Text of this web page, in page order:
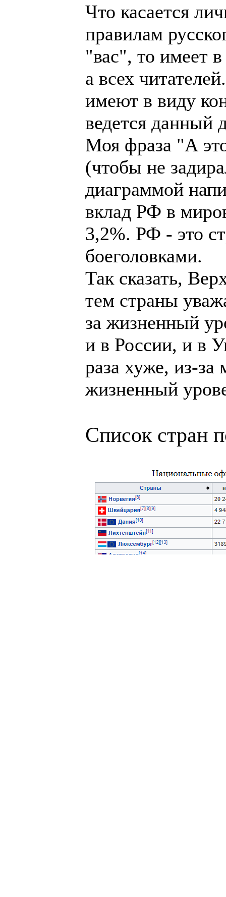
Что касается
правилам
"вас", то имеет
а всех
имеют в виду
ведется данный
Моя фраза "А
(чтобы не
диаграммой
вклад РФ в
3,2%. РФ - это
боеголовками.
Так сказать,
тем страны
за жизненный
и в России, и в
раза хуже, из-за
жизненный
Список стран